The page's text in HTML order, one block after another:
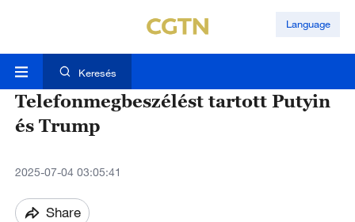
Language
Keresés
Telefonmegbeszélést tartott Putyin
és Trump
2025-07-04 03:05:41
Share